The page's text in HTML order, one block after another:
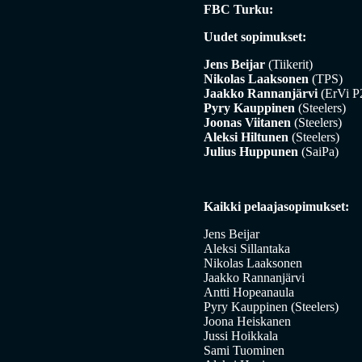
FBC Turku:
Uudet sopimukset:
Jens Beijar (Tiikerit)
Nikolas Laaksonen (TPS)
Jaakko Rannanjärvi (ErVi
Pyry Kauppinen (Steelers)
Joonas Viitanen (Steelers)
Aleksi Hiltunen (Steelers)
Julius Huppunen (SaiPa)
Kaikki pelaajasopimukset:
Jens Beijar
Aleksi Sillantaka
Nikolas Laaksonen
Jaakko Rannanjärvi
Antti Hopeanaula
Pyry Kauppinen (Steelers)
Joona Heiskanen
Jussi Hoikkala
Sami Tuominen